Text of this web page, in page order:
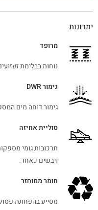
יתרונות
מרופד
נוחות בבלימת
גימור DWR
גימור דוחה מים
סוליית אחיזה
תרכובות גומי
ויבשים כאחד.
חומר ממוחזר
מסייע בהפחתת